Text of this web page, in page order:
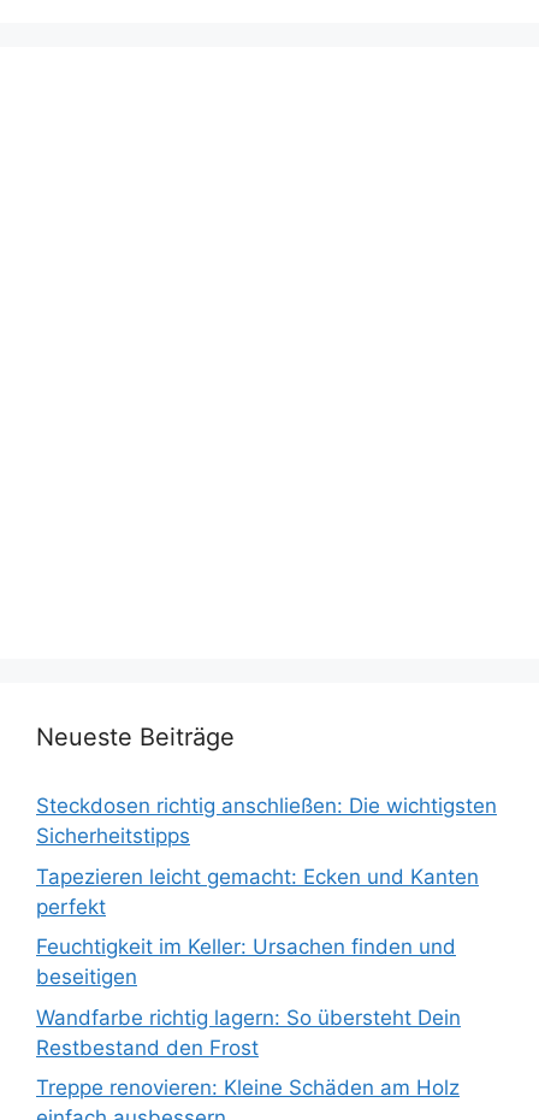
Neueste Beiträge
Steckdosen richtig anschließen: Die wichtigsten
Sicherheitstipps
Tapezieren leicht gemacht: Ecken und Kanten
perfekt
Feuchtigkeit im Keller: Ursachen finden und
beseitigen
Wandfarbe richtig lagern: So übersteht Dein
Restbestand den Frost
Treppe renovieren: Kleine Schäden am Holz